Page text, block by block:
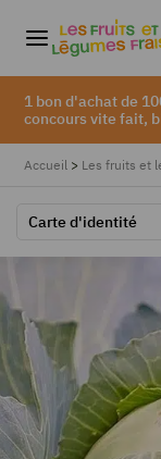
1 bon d'achat de
concours vite fait,
Accueil > Les fruits et
Carte d'identité